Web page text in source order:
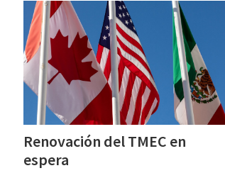
Renovación del TMEC en
espera